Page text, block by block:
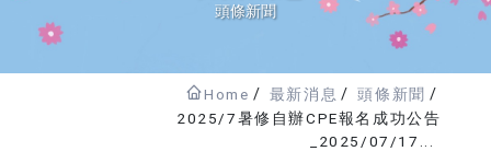
頭條新聞
Home 最新消息
頭條新聞
2025/7暑修自辦CPE報名成功公告
_2025/07/17...